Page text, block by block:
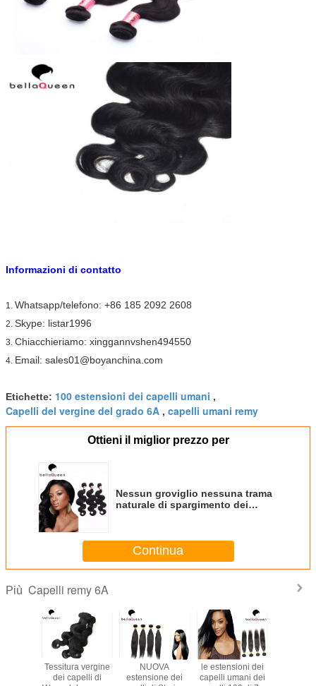
Informazioni di contatto
1. Whatsapp/telefono: +86 185 2092 2608
2. Skype: listar1996
3. Chiacchieriamo: xinggannvshen494550
4. Email: sales01@boyanchina.com
Etichette: 100 estensioni dei capelli umani ,
Capelli del vergine del grado 6A , capelli umani remy
Ottieni il miglior prezzo per
Nessun groviglio nessuna trama
naturale di spargimento dei
Continua
Più Capelli remy 6A
Tessitura vergine
dei capelli di
NUOVA
estensione dei
le estensioni dei
capelli umani dei